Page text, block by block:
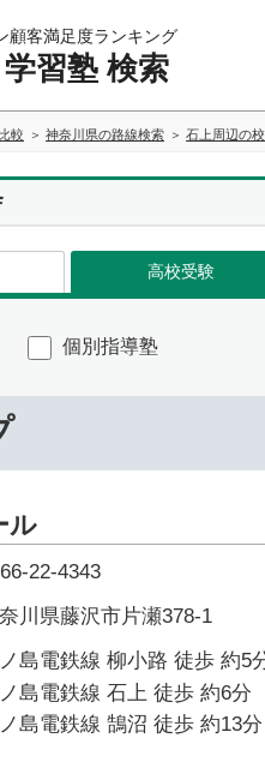
顧客満足度ランキング
習塾 検索
較 神奈川県の路線検索 石上周辺の
高校受験
個別指導塾
ル
22-4343
川県藤沢市片瀬378-1
島電鉄線 柳小路 徒歩 約5
島電鉄線 石上 徒歩 約6分
島電鉄線 鵠沼 徒歩 約13分